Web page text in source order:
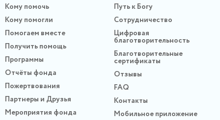
Кому помочь
Кому помогли
Помогаем вместе
Получить помощь
Программы
Отчёты фонда
Пожертвования
Партнеры и Друзья
Мероприятия фонда
Путь к Богу
Сотрудничество
Цифровая
благотворительность
Благотворительные
сертификаты
Отзывы
FAQ
Контакты
Мобильное приложение